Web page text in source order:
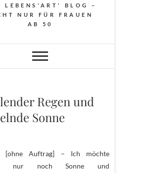
LEBENS'ART' BLOG –
NUR FÜR FRAUEN
AB 50
Regen und
Sonne
nur noch Sonne und